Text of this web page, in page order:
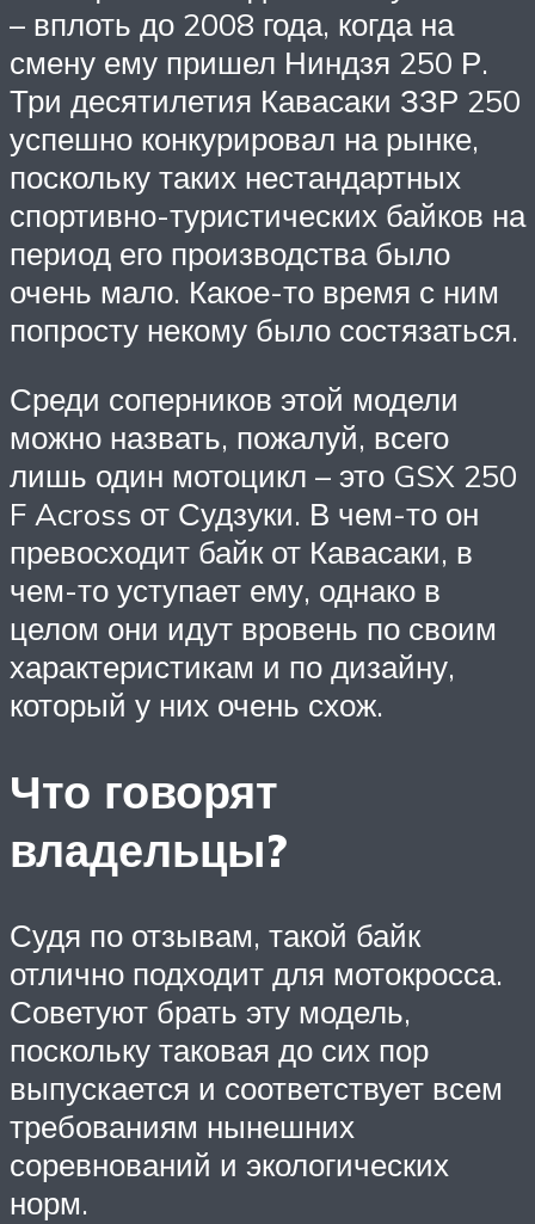
– вплоть до 2008 года, когда на
смену ему пришел Ниндзя 250 Р.
Три десятилетия Кавасаки ЗЗР 250
успешно конкурировал на рынке,
поскольку таких нестандартных
спортивно-туристических байков на
период его производства было
очень мало. Какое-то время с ним
попросту некому было состязаться.
Среди соперников этой модели
можно назвать, пожалуй, всего
лишь один мотоцикл – это GSX 250
F Across от Судзуки. В чем-то он
превосходит байк от Кавасаки, в
чем-то уступает ему, однако в
целом они идут вровень по своим
характеристикам и по дизайну,
который у них очень схож.
Что говорят
владельцы?
Судя по отзывам, такой байк
отлично подходит для мотокросса.
Советуют брать эту модель,
поскольку таковая до сих пор
выпускается и соответствует всем
требованиям нынешних
соревнований и экологических
норм.